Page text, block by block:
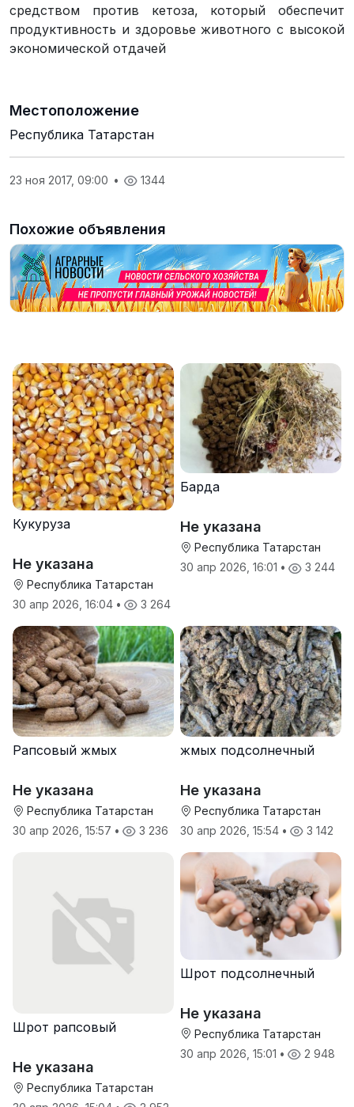
средством против кетоза, который обеспечит
продуктивность и здоровье животного с высокой
экономической отдачей
Местоположение
Республика Татарстан
23 ноя 2017, 09:00 • 1344
Похожие объявления
Кукуруза
Не указана
Республика Татарстан
30 апр 2026, 16:04 • 3 264
Барда
Не указана
Республика Татарстан
30 апр 2026, 16:01 • 3 244
Рапсовый жмых
Не указана
Республика Татарстан
30 апр 2026, 15:57 • 3 236
жмых подсолнечный
Не указана
Республика Татарстан
30 апр 2026, 15:54 • 3 142
Шрот рапсовый
Не указана
Республика Татарстан
Шрот подсолнечный
Не указана
Республика Татарстан
30 апр 2026, 15:01 • 2 948